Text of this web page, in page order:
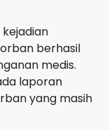
kejadian
berhasil
medis.
laporan
yang masih